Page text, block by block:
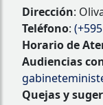
Dirección:
Teléfono:
Horario de
Audiencias
Quejas y